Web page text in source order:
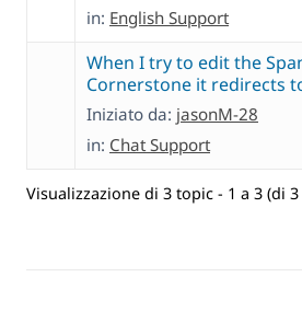
in: English Support
When I try to edit the
Cornerstone it redirects
Iniziato da: jasonM-28
in: Chat Support
Visualizzazione di 3 topic - 1 a 3 (di